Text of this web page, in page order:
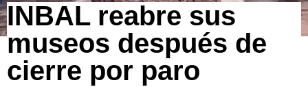
INBAL reabre sus
museos después de
cierre por paro